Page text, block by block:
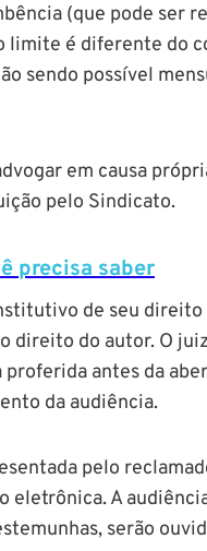
(que pode ser
limite é diferente do
sendo possível
em causa
pelo Sindicato.
precisa saber
de seu direito
do autor. O
antes da
da audiência.
pelo
A
serão